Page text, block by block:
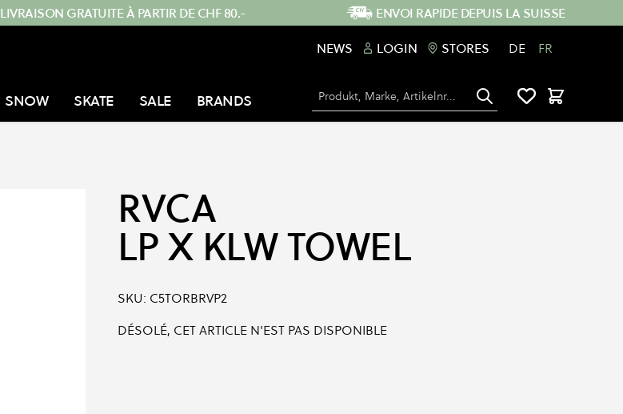
LIVRAISON GRATUITE À PARTIR DE CHF 80.-
ENVOI RAPIDE DEPUIS LA SUISSE
NEWS
LOGIN STORES DE FR
SNOW SKATE SALE BRANDS Chercher Panier
RVCA
LP X KLW TOWEL
SKU: C5TORBRVP2
DÉSOLÉ, CET ARTICLE N'EST PAS DISPONIBLE